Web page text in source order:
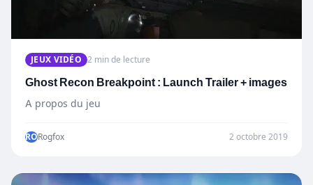
JEUX VIDÉO 2 min de lecture
Ghost Recon Breakpoint : Launch Trailer + images
A propos du jeu
RORogfox 2 octobre 2019